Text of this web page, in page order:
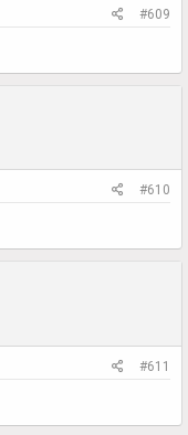
#609
#610
#611